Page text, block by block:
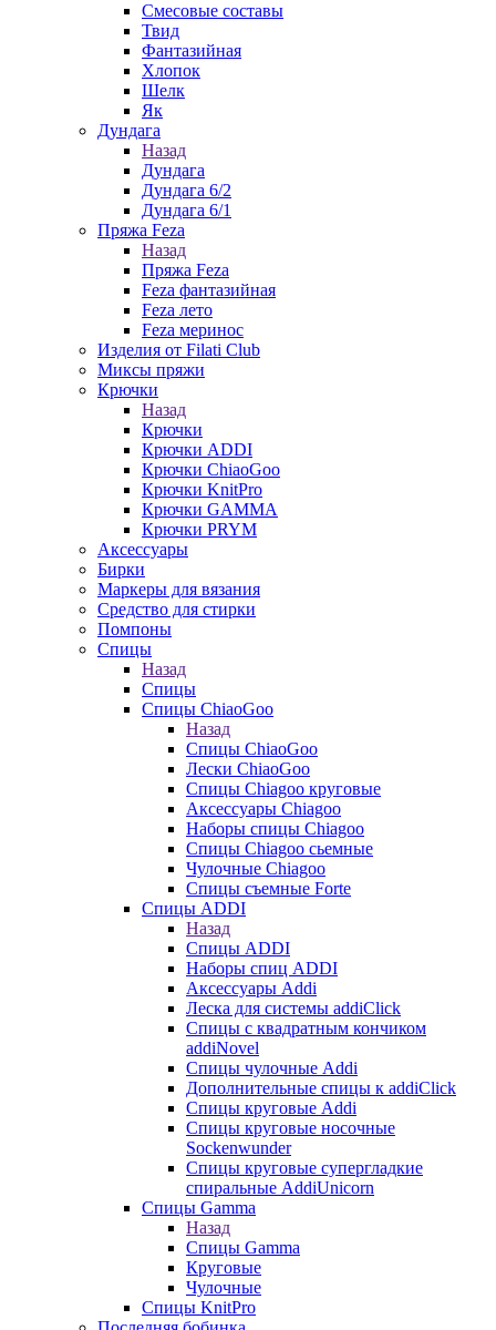
Смесовые составы
Твид
Фантазийная
Хлопок
Шелк
Як
Дундага
Назад
Дундага
Дундага 6/2
Дундага 6/1
Пряжа Feza
Назад
Пряжа Feza
Feza фантазийная
Feza лето
Feza меринос
Изделия от Filati Club
Миксы пряжи
Крючки
Назад
Крючки
Крючки ADDI
Крючки ChiaoGoo
Крючки KnitPro
Крючки GAMMA
Крючки PRYM
Аксессуары
Бирки
Маркеры для вязания
Средство для стирки
Помпоны
Спицы
Назад
Спицы
Спицы ChiaoGoo
Назад
Спицы ChiaoGoo
Лески ChiaoGoo
Cпицы Сhiagoo круговые
Аксессуары Chiagoo
Наборы спицы Chiagoo
Спицы Chiagoo сьемные
Чулочные Chiagoo
Спицы съемные Forte
Спицы ADDI
Назад
Спицы ADDI
Наборы спиц ADDI
Аксессуары Addi
Леска для системы addiClick
Спицы с квадратным кончиком
addiNovel
Спицы чулочные Addi
Дополнительные спицы к addiClick
Спицы круговые Addi
Спицы круговые носочные
Sockenwunder
Спицы круговые супергладкие
спиральные AddiUnicorn
Спицы Gamma
Назад
Спицы Gamma
Круговые
Чулочные
Спицы KnitPro